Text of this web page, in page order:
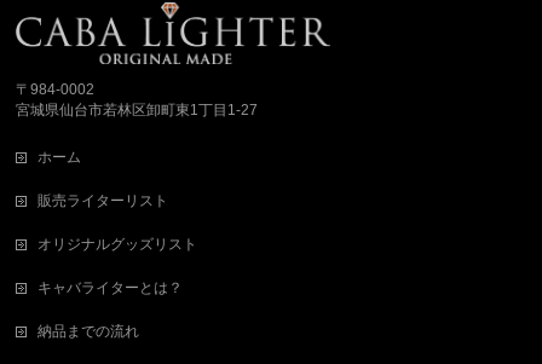
〒984-0002
宮城県仙台市若林区卸町東1丁目1-27
ホーム
販売ライターリスト
オリジナルグッズリスト
キャバライターとは？
納品までの流れ